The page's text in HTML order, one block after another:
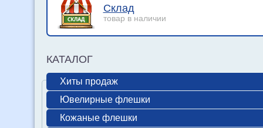
Склад
товар в наличии
КАТАЛОГ
Хиты продаж
Ювелирные флешки
Кожаные флешки